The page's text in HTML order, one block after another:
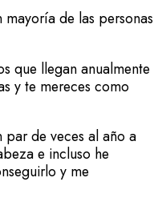
de las personas
que llegan anualmente
y te mereces como
de veces al año a
e incluso he
y me